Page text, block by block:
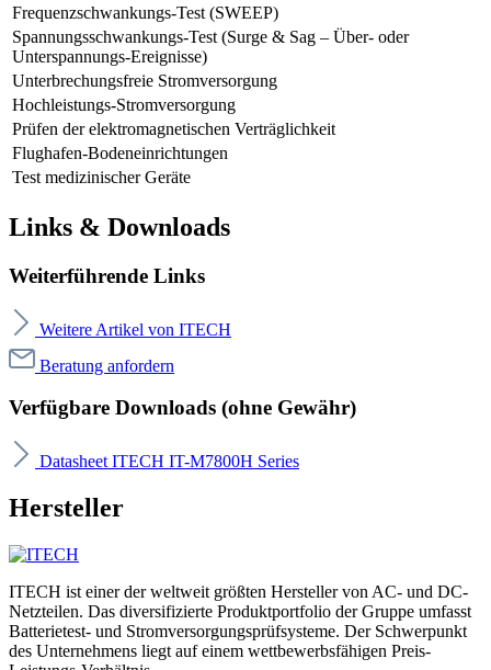
Frequenzschwankungs-Test (SWEEP)
Spannungsschwankungs-Test (Surge & Sag – Über- oder
Unterspannungs-Ereignisse)
Unterbrechungsfreie Stromversorgung
Hochleistungs-Stromversorgung
Prüfen der elektromagnetischen Verträglichkeit
Flughafen-Bodeneinrichtungen
Test medizinischer Geräte
Links & Downloads
Weiterführende Links
Weitere Artikel von ITECH
Beratung anfordern
Verfügbare Downloads (ohne Gewähr)
Datasheet ITECH IT-M7800H Series
Hersteller
ITECH ist einer der weltweit größten Hersteller von AC- und DC-
Netzteilen. Das diversifizierte Produktportfolio der Gruppe umfasst
Batterietest- und Stromversorgungsprüfsysteme. Der Schwerpunkt
des Unternehmens liegt auf einem wettbewerbsfähigen Preis-